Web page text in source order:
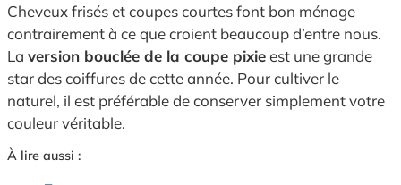
Cheveux frisés et coupes courtes font bon ménage
contrairement à ce que croient beaucoup d’entre nous.
La version bouclée de la coupe pixieest une grande
star des coiffures de cette année. Pour cultiver le
naturel, il est préférable de conserver simplement votre
couleur véritable.
À lire aussi :